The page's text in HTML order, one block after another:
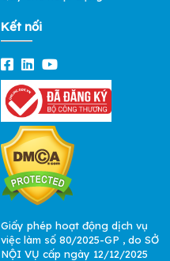
Kết nối
Giấy phép hoạt động dịch vụ
việc làm số 80/2025-GP , do SỞ
NỘI VỤ cấp ngày 12/12/2025